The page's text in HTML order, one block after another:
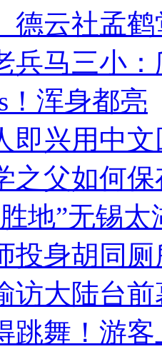
德云社孟
兵马三小
！浑身都亮
即兴用中
之父如何
地”无锡
投身胡同
访大陆台
跳舞！游客